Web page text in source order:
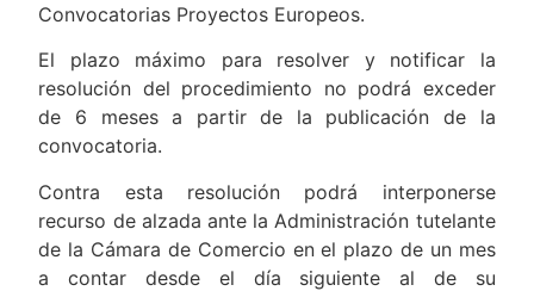
Convocatorias Proyectos Europeos.
El plazo máximo para resolver y notificar la
resolución del procedimiento no podrá exceder
de 6 meses a partir de la publicación de la
convocatoria.
Contra esta resolución podrá interponerse
recurso de alzada ante la Administración tutelante
de la Cámara de Comercio en el plazo de un mes
a contar desde el día siguiente al de su